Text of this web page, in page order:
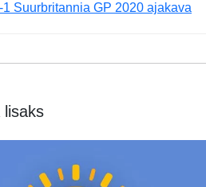
1 Suurbritannia GP 2020 ajakava
lisaks